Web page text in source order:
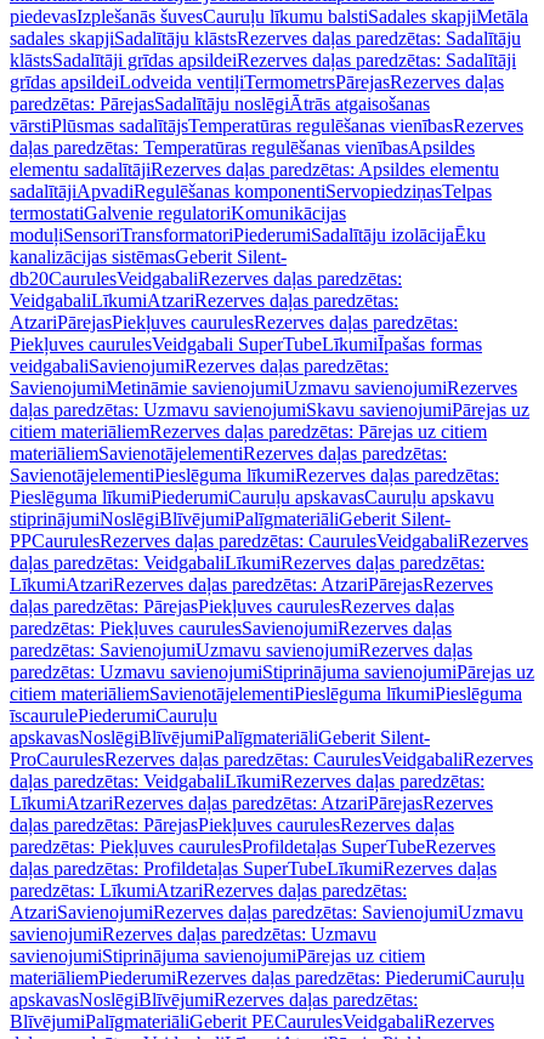
piedevasIzplešanās šuvesCauruļu līkumu balstiSadales skapjiMetāla
sadales skapjiSadalītāju klāstsRezerves daļas paredzētas: Sadalītāju
klāstsSadalītāji grīdas apsildeiRezerves daļas paredzētas: Sadalītāji
grīdas apsildeiLodveida ventiļiTermometrsPārejasRezerves daļas
paredzētas: PārejasSadalītāju noslēgiĀtrās atgaisošanas
vārstiPlūsmas sadalītājsTemperatūras regulēšanas vienībasRezerves
daļas paredzētas: Temperatūras regulēšanas vienībasApsildes
elementu sadalītājiRezerves daļas paredzētas: Apsildes elementu
sadalītājiApvadiRegulēšanas komponentiServopiedziņasTelpas
termostatiGalvenie regulatoriKomunikācijas
moduļiSensoriTransformatoriPiederumiSadalītāju izolācijaĒku
kanalizācijas sistēmasGeberit Silent-
db20CaurulesVeidgabaliRezerves daļas paredzētas:
VeidgabaliLīkumiAtzariRezerves daļas paredzētas:
AtzariPārejasPiekļuves caurulesRezerves daļas paredzētas:
Piekļuves caurulesVeidgabali SuperTubeLīkumiĪpašas formas
veidgabaliSavienojumiRezerves daļas paredzētas:
SavienojumiMetināmie savienojumiUzmavu savienojumiRezerves
daļas paredzētas: Uzmavu savienojumiSkavu savienojumiPārejas uz
citiem materiāliemRezerves daļas paredzētas: Pārejas uz citiem
materiāliemSavienotājelementiRezerves daļas paredzētas:
SavienotājelementiPieslēguma līkumiRezerves daļas paredzētas:
Pieslēguma līkumiPiederumiCauruļu apskavasCauruļu apskavu
stiprinājumiNoslēgiBlīvējumiPalīgmateriāliGeberit Silent-
PPCaurulesRezerves daļas paredzētas: CaurulesVeidgabaliRezerves
daļas paredzētas: VeidgabaliLīkumiRezerves daļas paredzētas:
LīkumiAtzariRezerves daļas paredzētas: AtzariPārejasRezerves
daļas paredzētas: PārejasPiekļuves caurulesRezerves daļas
paredzētas: Piekļuves caurulesSavienojumiRezerves daļas
paredzētas: SavienojumiUzmavu savienojumiRezerves daļas
paredzētas: Uzmavu savienojumiStiprinājuma savienojumiPārejas uz
citiem materiāliemSavienotājelementiPieslēguma līkumiPieslēguma
īscaurulePiederumiCauruļu
apskavasNoslēgiBlīvējumiPalīgmateriāliGeberit Silent-
ProCaurulesRezerves daļas paredzētas: CaurulesVeidgabaliRezerves
daļas paredzētas: VeidgabaliLīkumiRezerves daļas paredzētas:
LīkumiAtzariRezerves daļas paredzētas: AtzariPārejasRezerves
daļas paredzētas: PārejasPiekļuves caurulesRezerves daļas
paredzētas: Piekļuves caurulesProfildetaļas SuperTubeRezerves
daļas paredzētas: Profildetaļas SuperTubeLīkumiRezerves daļas
paredzētas: LīkumiAtzariRezerves daļas paredzētas:
AtzariSavienojumiRezerves daļas paredzētas: SavienojumiUzmavu
savienojumiRezerves daļas paredzētas: Uzmavu
savienojumiStiprinājuma savienojumiPārejas uz citiem
materiāliemPiederumiRezerves daļas paredzētas: PiederumiCauruļu
apskavasNoslēgiBlīvējumiRezerves daļas paredzētas:
BlīvējumiPalīgmateriāliGeberit PECaurulesVeidgabaliRezerves